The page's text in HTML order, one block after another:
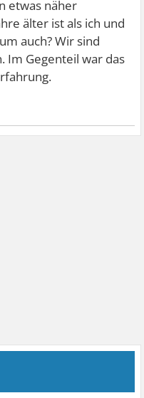
etwas näher
älter ist als ich und
auch? Wir sind
Im Gegenteil war das